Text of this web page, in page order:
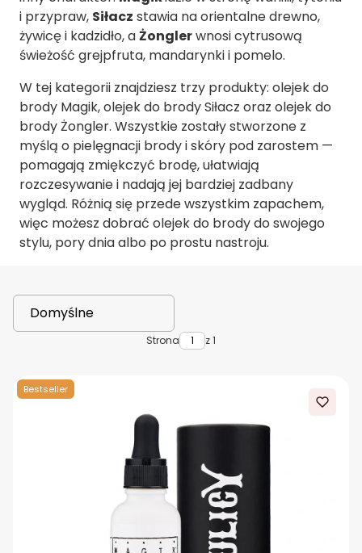
i przypraw, Siłacz stawia na orientalne drewno,
żywicę i kadzidło, aŻonglerwnosi cytrusową
świeżość grejpfruta, mandarynki i pomelo.
W tej kategorii znajdziesz trzy produkty: olejek do
brody Magik, olejek do brody Siłacz oraz olejek do
brody Żongler. Wszystkie zostały stworzone z
myślą o pielęgnacji brody i skóry pod zarostem —
pomagają zmiękczyć brodę, ułatwiają
rozczesywanie i nadają jej bardziej zadbany
wygląd. Różnią się przede wszystkim zapachem,
więc możesz dobrać olejek do brody do swojego
stylu, pory dnia albo po prostu nastroju.
Lista produktów
Domyślne
Strona z 1
Bestseller